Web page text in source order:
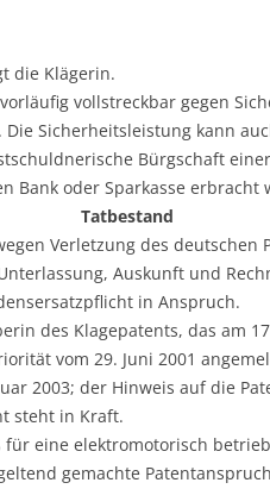
die Klägerin.
vollstreckbar gegen
Die Sicherheitsleistung kann
Bürgschaft
Bank oder Sparkasse erbracht
Tatbestand
Verletzung des deutschen
Auskunft und
in Anspruch.
des Klagepatents, das am
vom 29. Juni 2001
2003; der Hinweis auf die
steht in Kraft.
eine elektromotorisch
gemachte